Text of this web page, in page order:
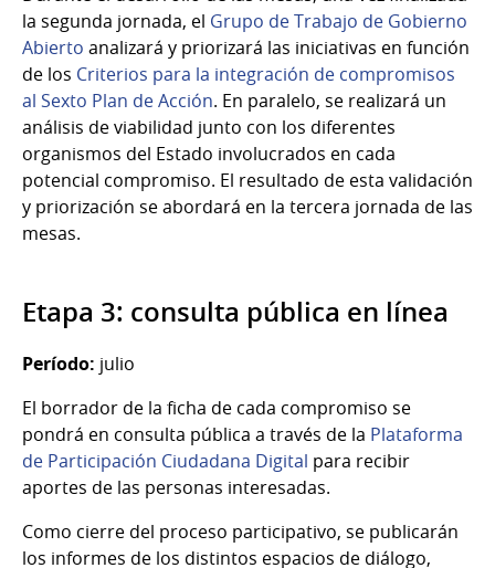
la segunda jornada, el Grupo de Trabajo de Gobierno
Abierto analizará y priorizará las iniciativas en función
de los Criterios para la integración de compromisos
al Sexto Plan de Acción. En paralelo, se realizará un
análisis de viabilidad junto con los diferentes
organismos del Estado involucrados en cada
potencial compromiso. El resultado de esta validación
y priorización se abordará en la tercera jornada de las
mesas.
Etapa 3: consulta pública en línea
Período: julio
El borrador de la ficha de cada compromiso se
pondrá en consulta pública a través de la Plataforma
de Participación Ciudadana Digital para recibir
aportes de las personas interesadas.
Como cierre del proceso participativo, se publicarán
los informes de los distintos espacios de diálogo,